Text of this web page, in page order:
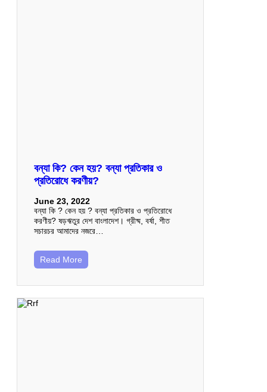
বন্যা কি? কেন হয়? বন্যা প্রতিকার ও
প্রতিরোধে করণীয়?
June 23, 2022
বন্যা কি ? কেন হয় ? বন্যা প্রতিকার ও প্রতিরোধে
করণীয়? ষড়ঋতুর দেশ বাংলাদেশ। গ্রীষ্ম, বর্ষা, শীত
সচারচর আমাদের নজরে…
Read More